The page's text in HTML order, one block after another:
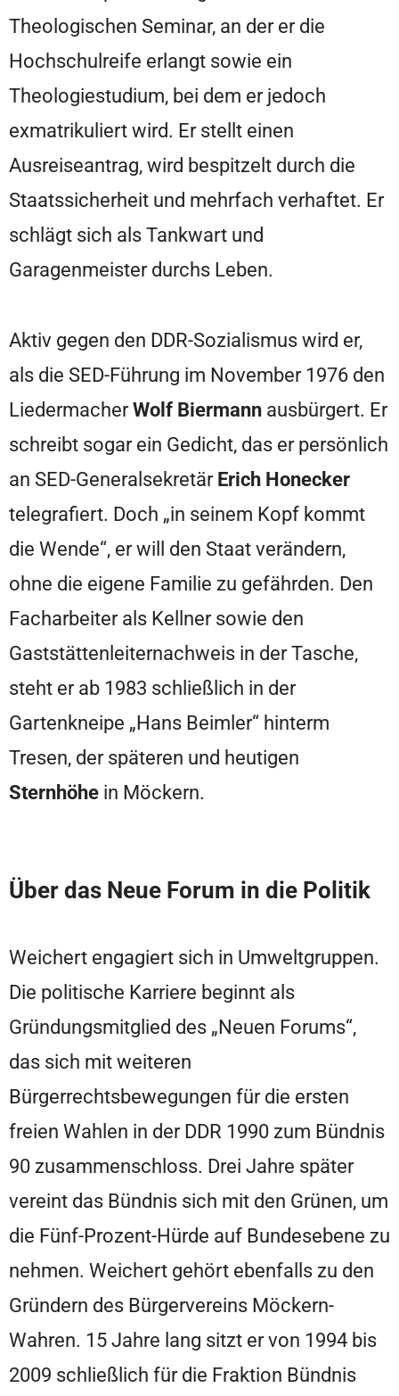
Theologischen Seminar, an der er die
Hochschulreife erlangt sowie ein
Theologiestudium, bei dem er jedoch
exmatrikuliert wird. Er stellt einen
Ausreiseantrag, wird bespitzelt durch die
Staatssicherheit und mehrfach verhaftet. Er
schlägt sich als Tankwart und
Garagenmeister durchs Leben.
Aktiv gegen den DDR-Sozialismus wird er,
als die SED-Führung im November 1976 den
LiedermacherWolf Biermann ausbürgert. Er
schreibt sogar ein Gedicht, das er persönlich
an SED-GeneralsekretärErich Honecker
telegrafiert. Doch „in seinem Kopf kommt
die Wende“, er will den Staat verändern,
ohne die eigene Familie zu gefährden. Den
Facharbeiter als Kellner sowie den
Gaststättenleiternachweis in der Tasche,
steht er ab 1983 schließlich in der
Gartenkneipe „Hans Beimler“ hinterm
Tresen, der späteren und heutigen
Sternhöhe in Möckern.
Über das Neue Forum in die Politik
Weichert engagiert sich in Umweltgruppen.
Die politische Karriere beginnt als
Gründungsmitglied des „Neuen Forums“,
das sich mit weiteren
Bürgerrechtsbewegungen für die ersten
freien Wahlen in der DDR 1990 zum Bündnis
90 zusammenschloss. Drei Jahre später
vereint das Bündnis sich mit den Grünen, um
die Fünf-Prozent-Hürde auf Bundesebene zu
nehmen. Weichert gehört ebenfalls zu den
Gründern des Bürgervereins Möckern-
Wahren. 15 Jahre lang sitzt er von 1994 bis
2009 schließlich für die Fraktion Bündnis